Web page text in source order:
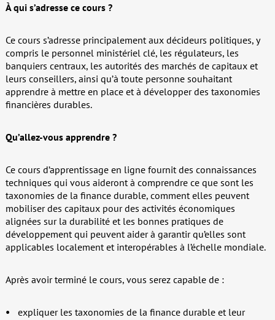
À qui s’adresse ce cours ?
Ce cours s’adresse principalement aux décideurs politiques, y
compris le personnel ministériel clé, les régulateurs, les
banquiers centraux, les autorités des marchés de capitaux et
leurs conseillers, ainsi qu’à toute personne souhaitant
apprendre à mettre en place et à développer des taxonomies
financières durables.
Qu’allez-vous apprendre ?
Ce cours d’apprentissage en ligne fournit des connaissances
techniques qui vous aideront à comprendre ce que sont les
taxonomies de la finance durable, comment elles peuvent
mobiliser des capitaux pour des activités économiques
alignées sur la durabilité et les bonnes pratiques de
développement qui peuvent aider à garantir qu’elles sont
applicables localement et interopérables à l’échelle mondiale.
Après avoir terminé le cours, vous serez capable de :
expliquer les taxonomies de la finance durable et leur